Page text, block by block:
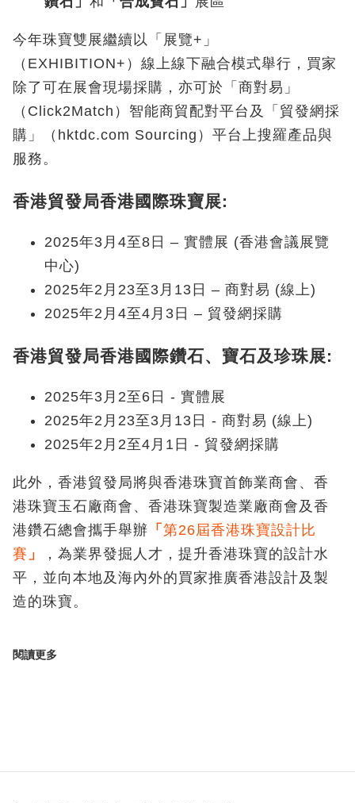
今年珠寶雙展繼續以「展覽+」
（EXHIBITION+）線上線下融合模式舉行，買家
除了可在展會現場採購，亦可於「商對易」
（Click2Match）智能商貿配對平台及「貿發網採
購」（hktdc.com Sourcing）平台上搜羅產品與
服務。
香港貿發局香港國際珠寶展:
2025年3月4至8日 – 實體展 (香港會議展覽
中心)
2025年2月23至3月13日 – 商對易 (線上)
2025年2月4至4月3日 – 貿發網採購
香港貿發局香港國際鑽石、寶石及珍珠展:
2025年3月2至6日 - 實體展
2025年2月23至3月13日 - 商對易 (線上)
2025年2月2至4月1日 - 貿發網採購
此外，香港貿發局將與香港珠寶首飾業商會、香
港珠寶玉石廠商會、香港珠寶製造業廠商會及香
港鑽石總會攜手舉辦 「 第26屆香港珠寶設計比
賽 」
，為業界發掘人才，提升香港珠寶的設計水
平，並向本地及海內外的買家推廣香港設計及製
造的珠寶。
閱讀更多